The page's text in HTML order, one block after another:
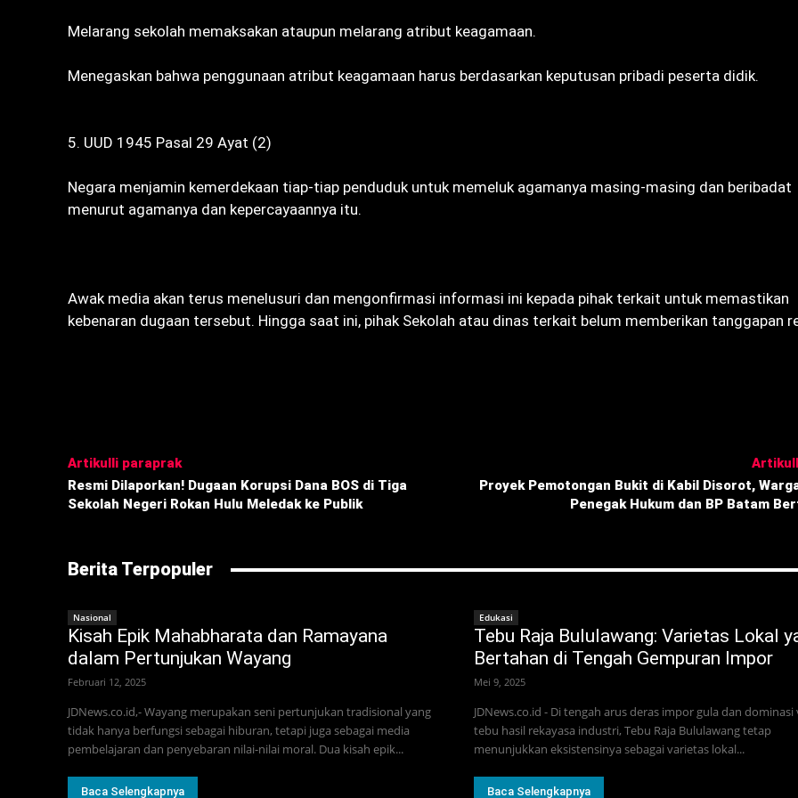
‎Melarang sekolah memaksakan ataupun melarang atribut keagamaan.
‎Menegaskan bahwa penggunaan atribut keagamaan harus berdasarkan keputusan pribadi peserta didik.
‎5. UUD 1945 Pasal 29 Ayat (2)
‎Negara menjamin kemerdekaan tiap-tiap penduduk untuk memeluk agamanya masing-masing dan beribadat
menurut agamanya dan kepercayaannya itu.
‎Awak media akan terus menelusuri dan mengonfirmasi informasi ini kepada pihak terkait untuk memastikan
kebenaran dugaan tersebut. Hingga saat ini, pihak Sekolah atau dinas terkait belum memberikan tanggapan
Artikulli paraprak
Resmi Dilaporkan! Dugaan Korupsi Dana BOS di Tiga
Sekolah Negeri Rokan Hulu Meledak ke Publik
‎Proyek Pemotongan Bukit di Kabil Disorot,
Penegak Hukum dan BP Batam
Berita Terpopuler
Nasional
Kisah Epik Mahabharata dan Ramayana
dalam Pertunjukan Wayang
Februari 12, 2025
JDNews.co.id,- Wayang merupakan seni pertunjukan tradisional yang
tidak hanya berfungsi sebagai hiburan, tetapi juga sebagai media
pembelajaran dan penyebaran nilai-nilai moral. Dua kisah epik...
Baca Selengkapnya
Edukasi
Tebu Raja Bululawang: Varietas Lokal
Bertahan di Tengah Gempuran Impor
Mei 9, 2025
JDNews.co.id - Di tengah arus deras impor gula dan dominasi
tebu hasil rekayasa industri, Tebu Raja Bululawang tetap
menunjukkan eksistensinya sebagai varietas lokal...
Baca Selengkapnya